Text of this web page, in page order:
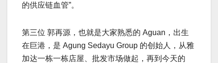
的供应链血管”。
第三位 郭再源，也就是大家熟悉的 Aguan，出生
在巨港，是 Agung Sedayu Group 的创始人，从雅
加达一栋一栋店屋、批发市场做起，再到今天的